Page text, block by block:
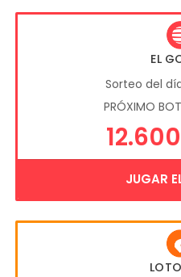
EL
Sorteo del
PRÓXIMO
JUGAR